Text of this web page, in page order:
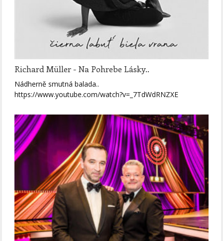
Richard Müller - Na Pohrebe Lásky..
Nádherně smutná balada..
https://www.youtube.com/watch?v=_7TdWdRNZXE